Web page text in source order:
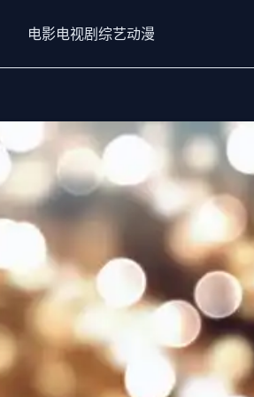
电影电视剧综艺动漫